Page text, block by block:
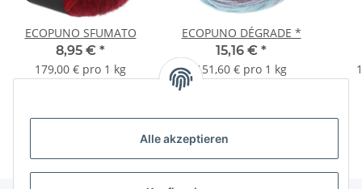
Alle akzeptieren
ECOPUNO SFUMATO
8,95 € *
179,00 € pro 1 kg
ECOPUNO DÉGRADE *
15,16 € *
151,60 € pro 1 kg